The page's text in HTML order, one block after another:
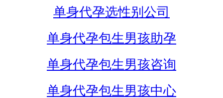
单身代孕选性别公司
单身代孕包生男孩助孕
单身代孕包生男孩咨询
单身代孕包生男孩中心